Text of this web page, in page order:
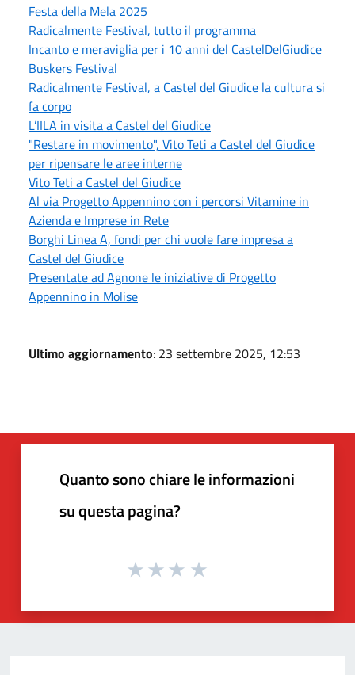
Festa della Mela 2025
Radicalmente Festival, tutto il programma
Incanto e meraviglia per i 10 anni del CastelDelGiudice
Buskers Festival
Radicalmente Festival, a Castel del Giudice la cultura si
fa corpo
L’IILA in visita a Castel del Giudice
"Restare in movimento", Vito Teti a Castel del Giudice
per ripensare le aree interne
Vito Teti a Castel del Giudice
Al via Progetto Appennino con i percorsi Vitamine in
Azienda e Imprese in Rete
Borghi Linea A, fondi per chi vuole fare impresa a
Castel del Giudice
Presentate ad Agnone le iniziative di Progetto
Appennino in Molise
Ultimo aggiornamento: 23 settembre 2025, 12:53
Quanto sono chiare le informazioni
su questa pagina?